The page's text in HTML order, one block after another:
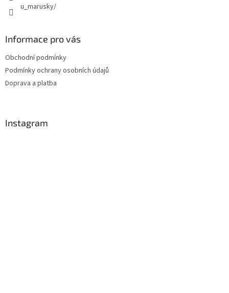
u_marusky/
Informace pro vás
Obchodní podmínky
Podmínky ochrany osobních údajů
Doprava a platba
Instagram